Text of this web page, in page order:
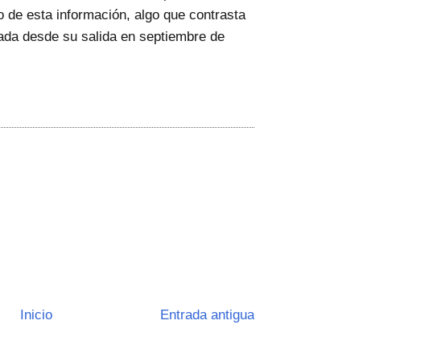
de esta información, algo que contrasta
desde su salida en septiembre de
Entrada antigua
Inicio